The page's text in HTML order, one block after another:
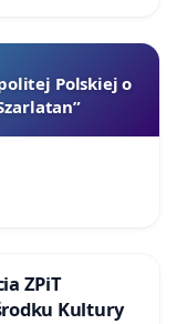
Polskiej o
ZPiT
Kultury